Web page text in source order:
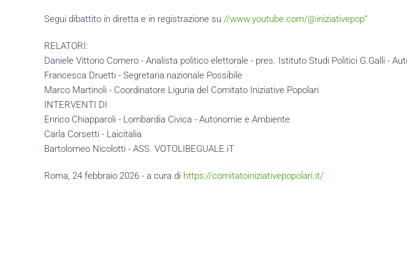
Segui dibattito in diretta e in registrazione su //www.youtube.com/@iniziativepop"
RELATORI:
Daniele Vittorio Comero - Analista politico elettorale - pres. Istituto Studi Politici G.Galli -
Francesca Druetti - Segretaria nazionale Possibile
Marco Martinoli - Coordinatore Liguria del Comitato Iniziative Popolari
INTERVENTI DI
Enrico Chiapparoli - Lombardia Civica - Autonomie e Ambiente
Carla Corsetti - Laicitalia
Bartolomeo Nicolotti - ASS. VOTOLIBEGUALE.iT
Roma, 24 febbraio 2026 - a cura di https://comitatoiniziativepopolari.it/